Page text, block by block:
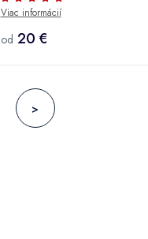
Viac informácií
od 20 €
>